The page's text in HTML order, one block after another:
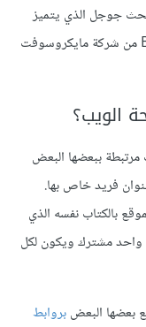
جوجل الذي يتميز
بدقة نتائجه، ومؤخرًا برز اسم محرك بحث Bing من شركة مايكروسوفت
الويب؟
ببعضها البعض
فريد خاص بها.
بالكتاب نفسه الذي
مشترك ويكون لكل
بعضها البعضبروابط